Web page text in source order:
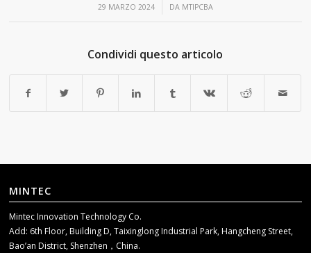
29 MARZO 2024
/ DA MTIPCBA
Condividi questo articolo
MINTEC
Mintec Innovation Technology Co.
Add: 6th Floor, Building D, Taixinglong Industrial Park, Hangcheng Street,
Bao’an District, Shenzhen，China.